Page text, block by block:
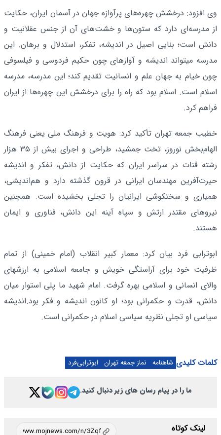
وی افزود: درخشش چهره‌های پرآوازه جهان در آسمان ایران، حکایت
از مدرسه‌ای دارد که ستون‌ها و خشت‌های آن از جنس عقلانیت و
دانش است؛ بنایی اصیل در اندیشه، تفکر، استدلال و برهان. این
مدرسه میتواند اندیشه و آوازهای چون حکیم فردوسی و فیلسوفی
چون خیام به جهان علم و انسانیت تقدیم کند؛ این مدرسه، مدرسه
اسلام است. اسلام بود که راه را برای درخشش این چهره‌ها از ایران
فراهم کرد.
خطیب جمعه تهران تأکید کرد: هویت و فرهنگ ملی یعنی فرهنگ
الهام‌بخش نوروز، تخت جمشید، طراحی و اجرای بیش از ۳۵ هزار
رشته قنات در سراسر ایران که حکایت از دانش، تفکر و اندیشه
حیرت‌آفرین مهندسان ایرانی در قرون گذشته دارد و هم‌اندیشی،
همیاری و سختکوشی ایرانیان را تجلی بخشیده است. همچنین
نیروهای مقتدر ارتش و سپاه آینه این دانش، فناوری و ایمان
هستند.
ابوترابی فرد بیان کرد: معمار کبیر انقلاب (امام خمینی) از تمام
ظرفیت خود برای آراستگی خویش و جامعه اسلامی به ارزشهای
والای انسانی و اسلامی بهره گرفت. امام شهید ما پلی استوار میان
دانش، قدرت و حکمرانی بود؛ او کانون اندیشه و فکر بود.اندیشه
سیاسی او تجلی نظریه سیاسی اسلام در حکمرانی است.
کلمات کلیدی شاهنامه نماز جمعه تهران ابوترابی‌فرد
ما را در پیام رسان های زیر دنبال کنید.
لینک کوتاه